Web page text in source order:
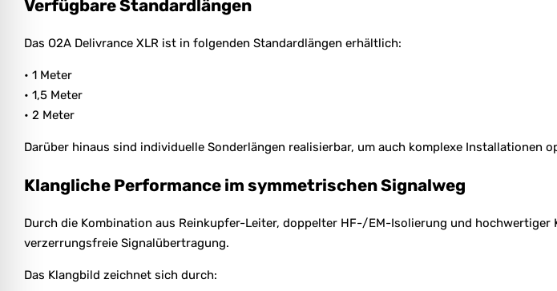
Verfügbare Standardlängen
Das O2A Delivrance XLR ist in folgenden Standardlängen erhältlich:
• 1 Meter
• 1,5 Meter
• 2 Meter
Darüber hinaus sind individuelle Sonderlängen realisierbar, um auch komplexe Installationen
Klangliche Performance im symmetrischen Signalweg
Durch die Kombination aus Reinkupfer-Leiter, doppelter HF-/EM-Isolierung und
verzerrungsfreie Signalübertragung.
Das Klangbild zeichnet sich durch: